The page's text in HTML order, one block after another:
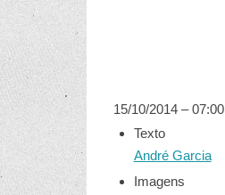
15/10/2014 – 07:00
Texto
André Garcia
Imagens